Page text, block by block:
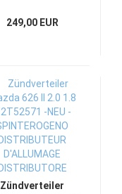
DISTRIBUTORE
249,00 EUR
Zündverteiler